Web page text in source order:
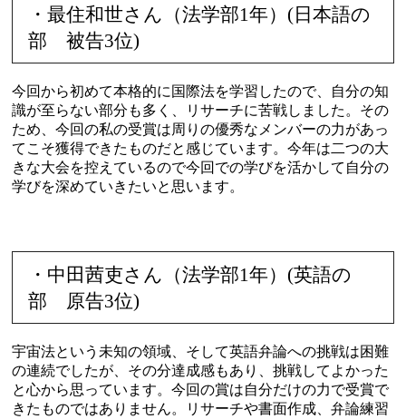
・最住和世さん（法学部1年）(日本語の
部 被告3位)
今回から初めて本格的に国際法を学習したので、自分の知
識が至らない部分も多く、リサーチに苦戦しました。その
ため、今回の私の受賞は周りの優秀なメンバーの力があっ
てこそ獲得できたものだと感じています。今年は二つの大
きな大会を控えているので今回での学びを活かして自分の
学びを深めていきたいと思います。
・中田茜吏さん（法学部1年）(英語の
部 原告3位)
宇宙法という未知の領域、そして英語弁論への挑戦は困難
の連続でしたが、その分達成感もあり、挑戦してよかった
と心から思っています。今回の賞は自分だけの力で受賞で
きたものではありません。リサーチや書面作成、弁論練習